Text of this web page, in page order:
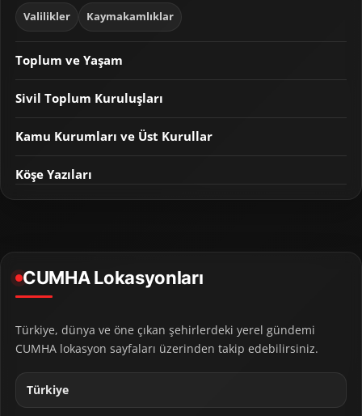
Valilikler Kaymakamlıklar
Toplum ve Yaşam
Sivil Toplum Kuruluşları
Kamu Kurumları ve Üst Kurullar
Köşe Yazıları
CUMHA Lokasyonları
Türkiye, dünya ve öne çıkan şehirlerdeki yerel gündemi
CUMHA lokasyon sayfaları üzerinden takip edebilirsiniz.
Türkiye